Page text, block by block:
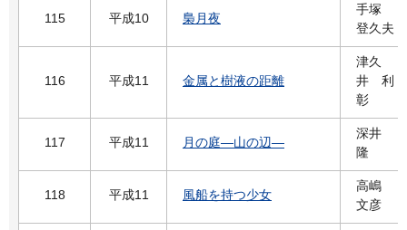
115 平成10 梟月夜
手塚
登久夫
116 平成11 金属と樹液の距離
津久
井 利
彰
117 平成11 月の庭―山の辺―
深井
隆
118 平成11 風船を持つ少女
高嶋
文彦